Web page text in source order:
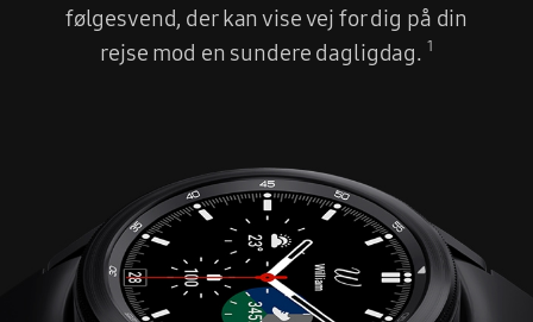
følgesvend, der kan vise vej for dig på din
rejse mod en sundere dagligdag. 1